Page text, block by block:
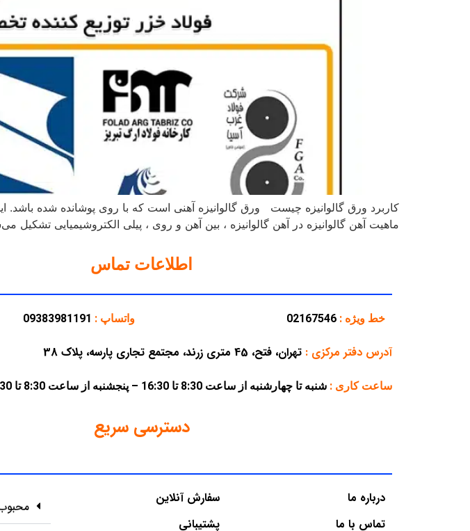
کاربرد ورق گالوانیزه چیست ورق گالوانیزه آهنی است که با روی پوشانده شده
ماهیت آهن گالوانیزه در آهن گالوانیزه ، بین آهن و روی ، پیلی الکتروشیمیایی
اطلاعات تماس
خط ویژه : 02167546 واتساپ : 09383981191
آدرس دفتر مرکزی : تهران، فتح، 45 متری زرند، مجتمع تجاری پارسه، پلاک 38
ساعت کاری : شنبه تا چهارشنبه از ساعت 8:30 تا 16:30 – پنجشنبه از ساعت 8:30 تا 12:30
دسترسی سریع
درباره ما
تماس با ما
سفارش آنلاین
پشتیبانی